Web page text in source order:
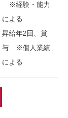
※経験・能力
による
昇給年2回、賞
与 ※個人業績
による